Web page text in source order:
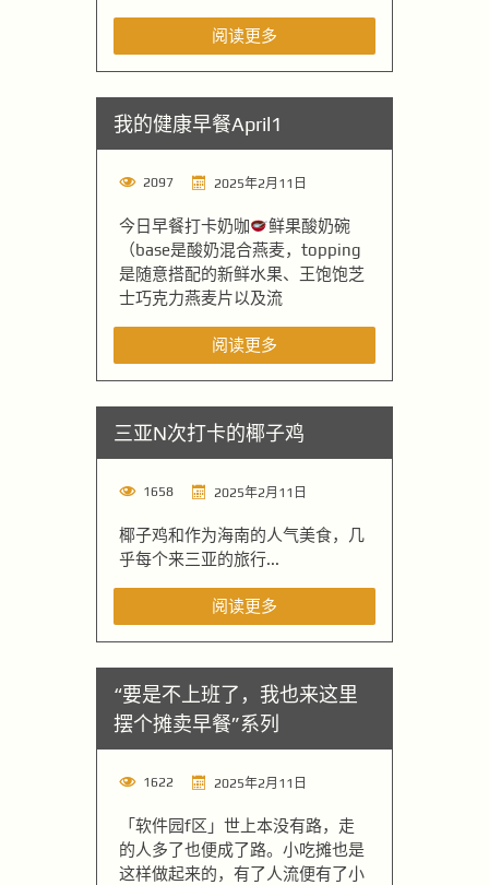
阅读更多
我的健康早餐April1
2097 2025年2月11日
今日早餐打卡奶咖
鲜果酸奶碗
（base是酸奶混合燕麦，topping
是随意搭配的新鲜水果、王饱饱芝
士巧克力燕麦片以及流
阅读更多
三亚N次打卡的椰子鸡
1658 2025年2月11日
椰子鸡和作为海南的人气美食，几
乎每个来三亚的旅行...
阅读更多
“要是不上班了，我也来这里
摆个摊卖早餐”系列
1622 2025年2月11日
「软件园f区」世上本没有路，走
的人多了也便成了路。小吃摊也是
这样做起来的，有了人流便有了小